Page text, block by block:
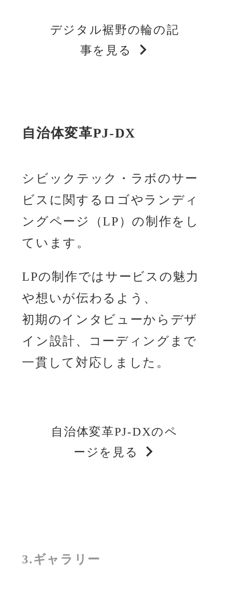
デジタル裾野の輪の記
事を見る
自治体変革PJ-DX
シビックテック・ラボのサー
ビスに関するロゴやランディ
ングページ（LP）の制作をし
ています。
LPの制作ではサービスの魅力
や想いが伝わるよう、
初期のインタビューからデザ
イン設計、コーディングまで
一貫して対応しました。
自治体変革PJ-DXのペ
ージを見る
3.ギャラリー